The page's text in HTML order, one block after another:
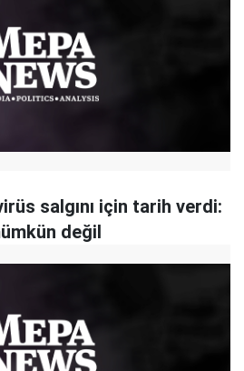
salgını için tarih verdi:
değil